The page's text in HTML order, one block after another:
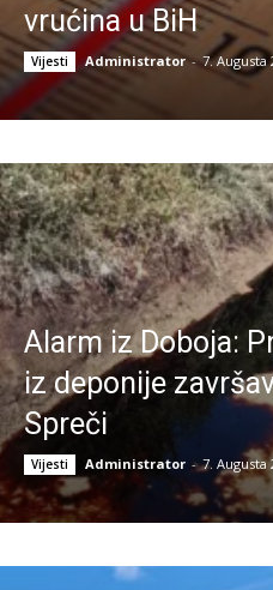
vrućina u BiH
Vijesti Administrator - 7. Augusta
Alarm iz Doboja:
iz deponije
Spreči
Vijesti Administrator - 7. Augusta